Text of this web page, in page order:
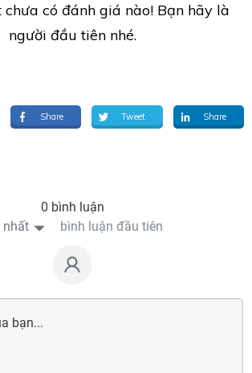
có đánh giá nào! Bạn hãy là
người đầu tiên nhé.
Share Tweet Share
0 bình luận
nhất
bình luận đầu tiên